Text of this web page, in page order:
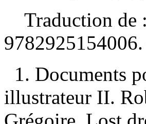
Traduction de :
9782925154006
1. Documents
illustrateur II.